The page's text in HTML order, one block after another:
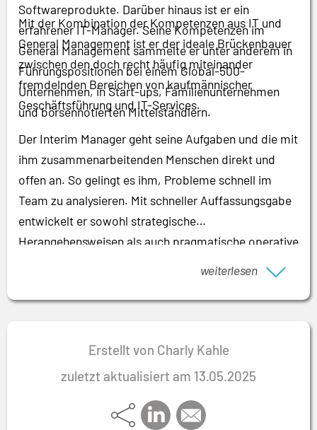
Softwareprodukte. Darüber hinaus ist er ein
erfahrener IT-Manager. Seine Kompetenzen im
General Management sammelte er unter anderem in
Führungspositionen bei einem Global-500-
Unternehmen, in Start-ups, Familienunternehmen
und börsennotierten Mittelständlern.
Mit der Kombination der Kompetenzen aus IT und
General Management ist er der ideale Brückenbauer
zwischen den doch recht häufig miteinander
fremdelnden Bereichen von kaufmännischer
Geschäftsführung und IT-Services.
Der Interim Manager geht seine Aufgaben und die mit
ihm zusammenarbeitenden Menschen direkt und
offen an. So gelingt es ihm, Probleme schnell im
Team zu analysieren. Mit schneller Auffassungsgabe
entwickelt er sowohl strategische
Herangehensweisen als auch pragmatische operative
überzeugt Auftraggeber und Teams auch dadurch,
dass er Veränderungsprozesse mit Gespür für die
geforderten Werte vorlebt.
weiterlesen
Erstellt von Charly Kahle
zuletzt aktualisiert am 13.05.2025